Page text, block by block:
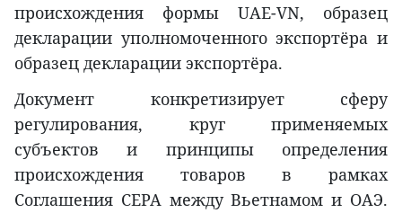
происхождения формы UAE-VN, образец
декларации уполномоченного экспортёра и
образец декларации экспортёра.
Документ конкретизирует сферу
регулирования, круг применяемых
субъектов и принципы определения
происхождения товаров в рамках
Соглашения CEPA между Вьетнамом и ОАЭ.